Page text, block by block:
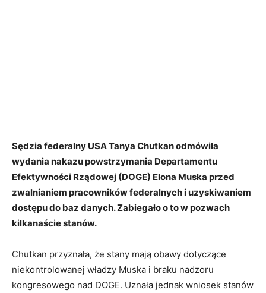
Sędzia federalny USA Tanya Chutkan odmówiła
wydania nakazu powstrzymania Departamentu
Efektywności Rządowej (DOGE) Elona Muska przed
zwalnianiem pracowników federalnych i uzyskiwaniem
dostępu do baz danych. Zabiegało o to w pozwach
kilkanaście stanów.
Chutkan przyznała, że stany mają obawy dotyczące
niekontrolowanej władzy Muska i braku nadzoru
kongresowego nad DOGE. Uznała jednak wniosek stanów